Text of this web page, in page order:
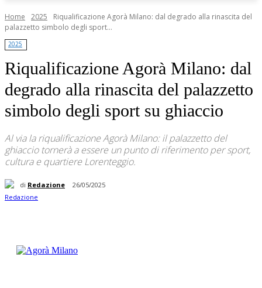
Home 2025
Riqualificazione Agorà Milano: dal degrado alla rinascita del
palazzetto simbolo degli sport...
2025
Riqualificazione Agorà Milano: dal
degrado alla rinascita del palazzetto
simbolo degli sport su ghiaccio
Al via la riqualificazione Agorà Milano: il palazzetto del
ghiaccio tornerà a essere un punto di riferimento per sport,
cultura e quartiere Lorenteggio.
di Redazione 26/05/2025